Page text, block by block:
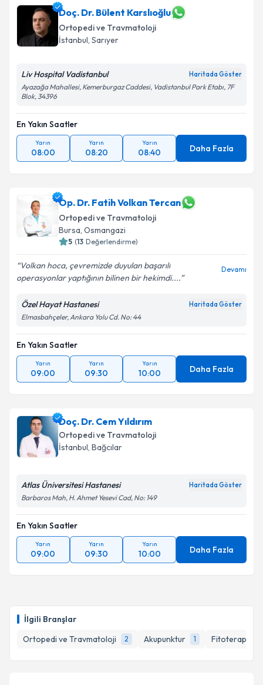
İlgili Branşlar
Ortopedi ve Travmatoloji
2 Akupunktur 1 Fitoterapi
için bir takvim hazırlandığında e-posta ile
bilgilendireceğiz.
E-posta Adresiniz
Metni'ni okudum ve kişisel verilerimin belirtilen
kapsamda işlenmesini kabul ediyorum.
Takvim Talebini Gönder
Doç. Dr. Bülent Karslıoğlu
Ortopedi ve Travmatoloji
İstanbul, Sarıyer
Liv Hospital Vadistanbul Haritada Göster
Ayazağa Mahallesi, Kemerburgaz Caddesi, Vadistanbul Park Etabı, 7F
Blok, 34396
En Yakın Saatler
Yarın
08:00
Yarın
08:20
Yarın
08:40 Daha Fazla
Op. Dr. Fatih Volkan Tercan
Ortopedi ve Travmatoloji
Bursa, Osmangazi
5 (13 Değerlendirme)
Volkan hoca, çevremizde duyulan başarılı
operasyonlar yaptığının bilinen bir hekimdi....
Devamı
Özel Hayat Hastanesi Haritada Göster
Elmasbahçeler, Ankara Yolu Cd. No: 44
En Yakın Saatler
Yarın
09:00
Yarın
09:30
Yarın
10:00 Daha Fazla
Doç. Dr. Cem Yıldırım
Ortopedi ve Travmatoloji
İstanbul, Bağcılar
Atlas Üniversitesi Hastanesi Haritada Göster
Barbaros Mah, H. Ahmet Yesevi Cad, No: 149
En Yakın Saatler
Yarın
09:00
Yarın
09:30
Yarın
10:00 Daha Fazla